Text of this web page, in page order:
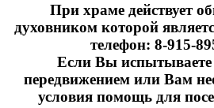
При храме действует
духовником которой
телефон: 8-915-
Если Вы испытываете
передвижением или Вам
условия помощь для